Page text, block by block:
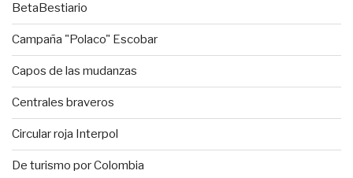
BetaBestiario
Campaña "Polaco" Escobar
Capos de las mudanzas
Centrales braveros
Circular roja Interpol
De turismo por Colombia